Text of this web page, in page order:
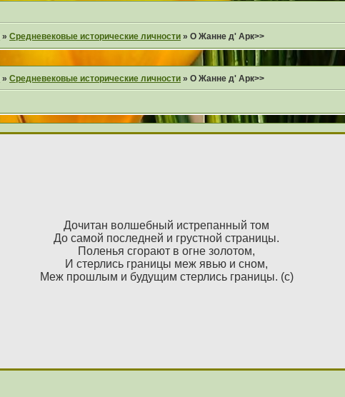
»Средневековые исторические личности »О Жанне д' Арк>>
»Средневековые исторические личности »О Жанне д' Арк>>
Дочитан волшебный истрепанный том
До самой последней и грустной страницы.
Поленья сгорают в огне золотом,
И стерлись границы меж явью и сном,
Меж прошлым и будущим стерлись границы. (с)